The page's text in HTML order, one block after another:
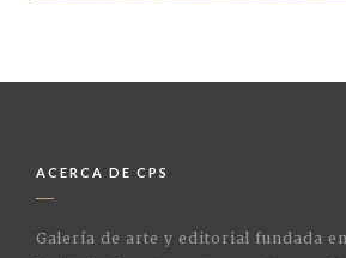
ACERCA DE CPS
Galería de arte y editorial fundada